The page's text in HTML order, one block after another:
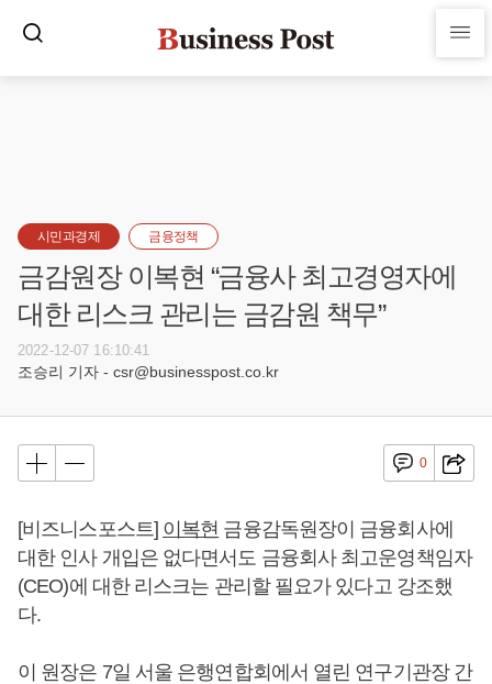
시민과경제 금융정책
금감원장 이복현 “금융사 최고경영자에
대한 리스크 관리는 금감원 책무”
2022-12-07 16:10:41
조승리 기자 - csr@businesspost.co.kr
0
[비즈니스포스트] 이복현 금융감독원장이 금융회사에
대한 인사 개입은 없다면서도 금융회사 최고운영책임자
(CEO)에 대한 리스크는 관리할 필요가 있다고 강조했
다.
이 원장은 7일 서울 은행연합회에서 열린 연구기관장 간